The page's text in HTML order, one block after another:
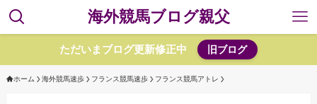
海外競馬ブログ親父
ただいまブログ更新修正中 旧ブログ
ホーム 海外競馬速歩 フランス競馬速歩 フランス競馬アトレ